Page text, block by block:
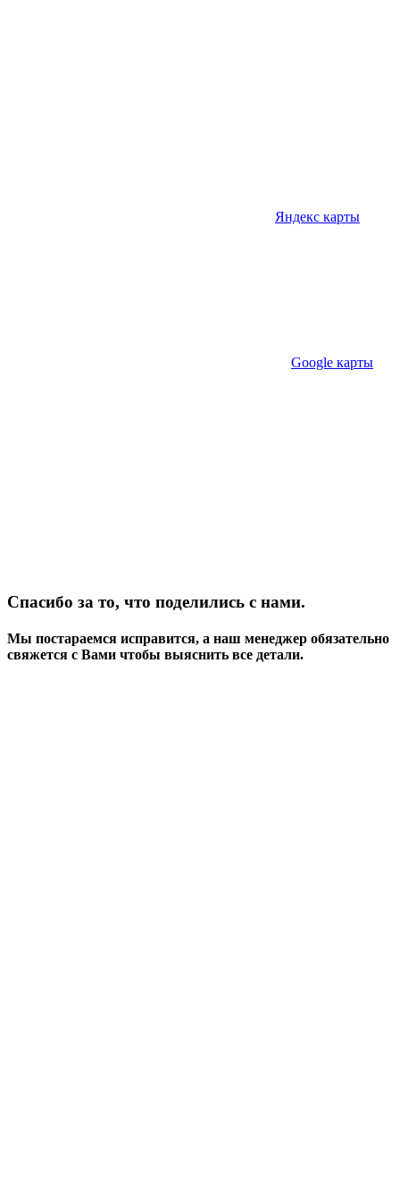
Яндекс карты
Google карты
Спасибо за то, что поделились с нами.
Мы постараемся исправится, а наш менеджер обязательно
свяжется с Вами чтобы выяснить все детали.